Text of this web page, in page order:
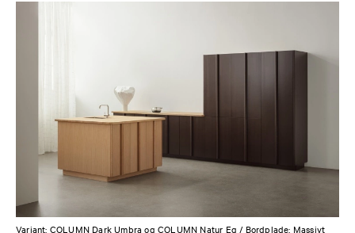
Variant: COLUMN Dark Umbra ogCOLUMN Natur Eg / Bordplade: Massivt